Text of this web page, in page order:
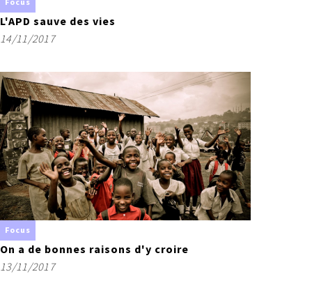
L'APD sauve des vies
14/11/2017
Focus
On a de bonnes raisons d'y croire
13/11/2017